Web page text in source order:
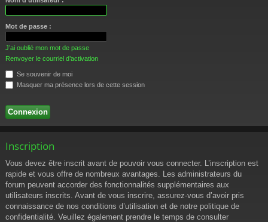
Mot de passe :
J’ai oublié mon mot de passe
Renvoyer le courriel d’activation
Se souvenir de moi
Masquer ma présence lors de cette session
Inscription
Vous devez être inscrit avant de pouvoir vous connecter. L’inscription est
rapide et vous offre de nombreux avantages. Les administrateurs du
forum peuvent accorder des fonctionnalités supplémentaires aux
utilisateurs inscrits. Avant de vous inscrire, assurez-vous d’avoir pris
connaissance de nos conditions d’utilisation et de notre politique de
confidentialité. Veuillez également prendre le temps de consulter